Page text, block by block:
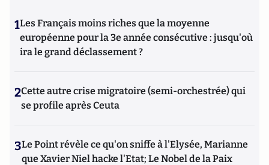
1Les Français moins riches que la moyenne
européenne pour la 3e année consécutive : jusqu'où
ira le grand déclassement ?
2Cette autre crise migratoire (semi-orchestrée) qui
se profile après Ceuta
3Le Point révèle ce qu'on sniffe à l'Elysée, Marianne
que Xavier Niel hacke l'Etat; Le Nobel de la Paix